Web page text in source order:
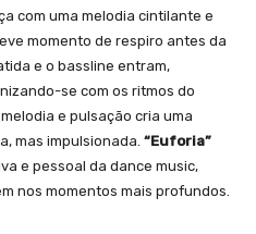
com uma melodia cintilante e
momento de respiro antes da
e o bassline entram,
se com os ritmos do
e pulsação cria uma
mas impulsionada. “Euforia”
e pessoal da dance music,
nos momentos mais profundos.